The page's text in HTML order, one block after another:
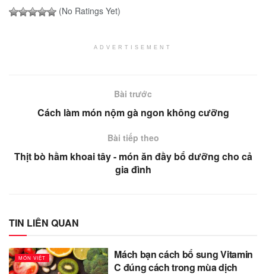
(No Ratings Yet)
ADVERTISEMENT
Bài trước
Cách làm món nộm gà ngon không cưỡng
Bài tiếp theo
Thịt bò hầm khoai tây - món ăn đầy bổ dưỡng cho cả
gia đình
TIN LIÊN QUAN
MÓN VIỆT
Mách bạn cách bổ sung Vitamin
C đúng cách trong mùa dịch